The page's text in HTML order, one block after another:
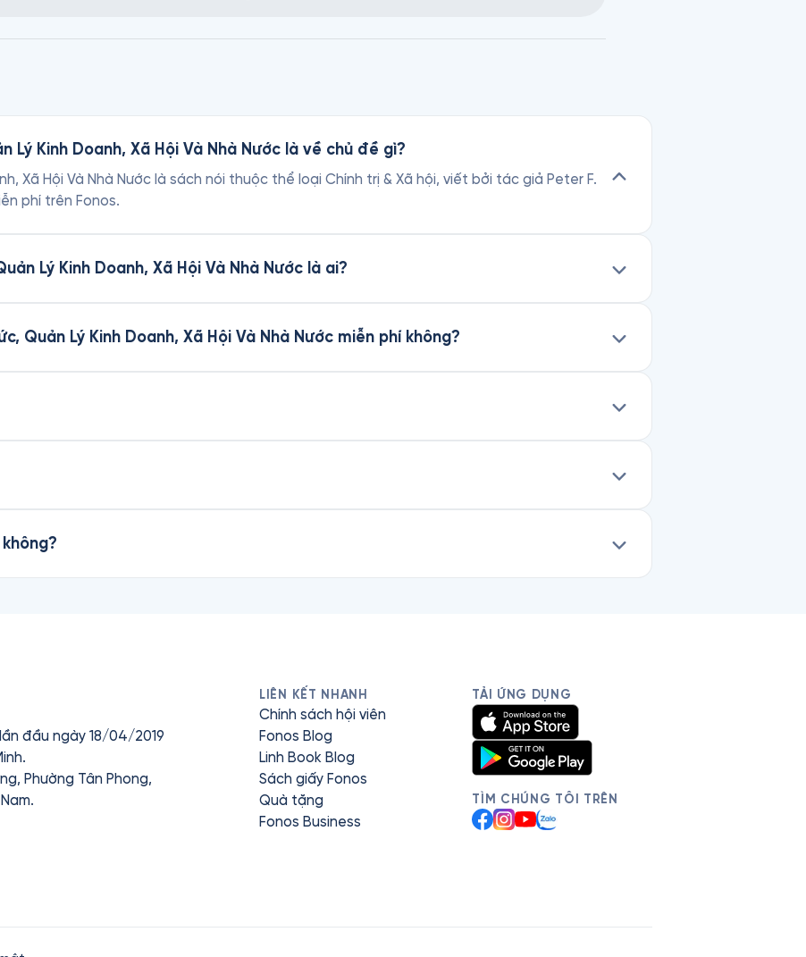
Lý Kinh Doanh, Xã Hội Và Nhà Nước là về chủ đề gì?
Xã Hội Và Nhà Nước là sách nói thuộc thể loại Chính trị & Xã hội, viết bởi tác giả Peter F.
phí trên Fonos.
Lý Kinh Doanh, Xã Hội Và Nhà Nước là ai?
Quản Lý Kinh Doanh, Xã Hội Và Nhà Nước miễn phí không?
đầu ngày 18/04/2019
Phường Tân Phong,
LIÊN KẾT NHANH
Chính sách hội viên
Fonos Blog
Linh Book Blog
Sách giấy Fonos
Quà tặng
Fonos Business
TẢI ỨNG DỤNG
TÌM CHÚNG TÔI TRÊN
Facebook
Instagram
YouTube
Zalo